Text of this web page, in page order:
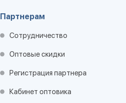
Партнерам
Сотрудничество
Оптовые скидки
Регистрация партнера
Кабинет оптовика